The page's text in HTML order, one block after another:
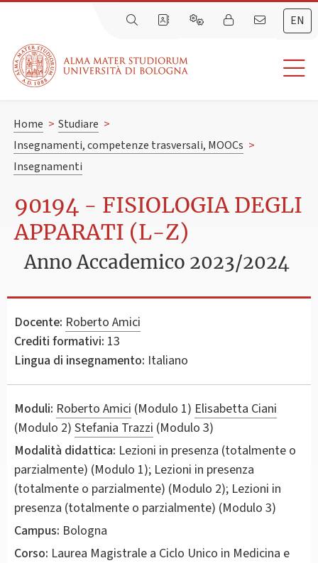
EN
Home > Studiare >
Insegnamenti, competenze trasversali, MOOCs >
Insegnamenti
90194 - FISIOLOGIA DEGLI
APPARATI (L-Z)
Anno Accademico 2023/2024
Docente: Roberto Amici
Crediti formativi: 13
Lingua di insegnamento: Italiano
Moduli: Roberto Amici (Modulo 1) Elisabetta Ciani
(Modulo 2) Stefania Trazzi (Modulo 3)
Modalità didattica: Lezioni in presenza (totalmente o
parzialmente) (Modulo 1); Lezioni in presenza
(totalmente o parzialmente) (Modulo 2); Lezioni in
presenza (totalmente o parzialmente) (Modulo 3)
Campus: Bologna
Corso: Laurea Magistrale a Ciclo Unico in Medicina e